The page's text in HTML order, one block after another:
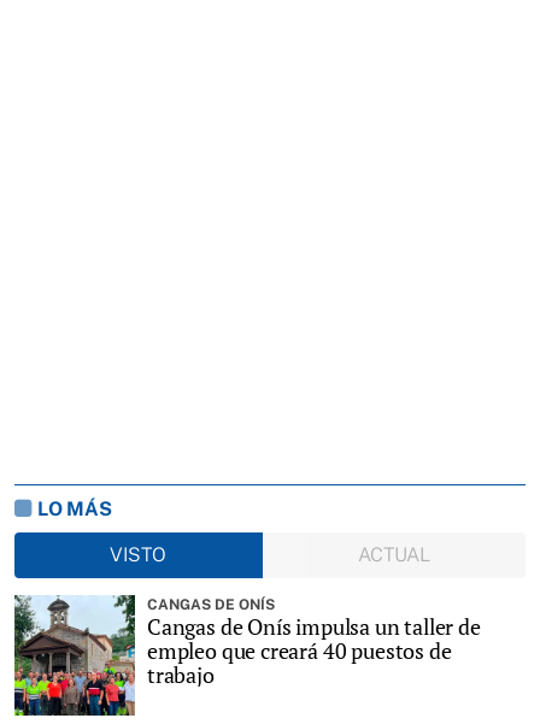
LO MÁS
VISTO
ACTUAL
CANGAS DE ONÍS
Cangas de Onís impulsa un taller de
empleo que creará 40 puestos de
trabajo